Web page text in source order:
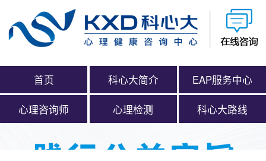
首页 科心大简介 EAP服务中心
心理咨询师 心理检测 科心大路线